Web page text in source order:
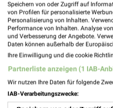
Liwell
63739
409,17
Speichern von oder Zugriff auf
von Profilen für personalisierte
Personalisierung von Inhalten.
Performance von Inhalten. Analyse
und Verbesserung der Angebote.
Daten können außerhalb der
Ihre Einwilligung und die cookie
Partnerliste anzeigen (1 IAB-
Wir nutzen Ihre Daten für folgende
IAB-Verarbeitungszwecke: